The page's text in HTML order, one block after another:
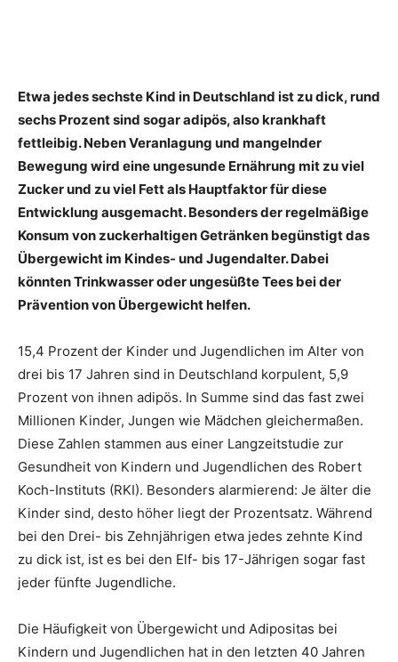
Etwa jedes sechste Kind in Deutschland ist zu dick, rund
sechs Prozent sind sogar adipös, also krankhaft
fettleibig. Neben Veranlagung und mangelnder
Bewegung wird eine ungesunde Ernährung mit zu viel
Zucker und zu viel Fett als Hauptfaktor für diese
Entwicklung ausgemacht. Besonders der regelmäßige
Konsum von zuckerhaltigen Getränken begünstigt das
Übergewicht im Kindes- und Jugendalter. Dabei
könnten Trinkwasser oder ungesüßte Tees bei der
Prävention von Übergewicht helfen.
15,4 Prozent der Kinder und Jugendlichen im Alter von
drei bis 17 Jahren sind in Deutschland korpulent, 5,9
Prozent von ihnen adipös. In Summe sind das fast zwei
Millionen Kinder, Jungen wie Mädchen gleichermaßen.
Diese Zahlen stammen aus einer Langzeitstudie zur
Gesundheit von Kindern und Jugendlichen des Robert
Koch-Instituts (RKI). Besonders alarmierend: Je älter die
Kinder sind, desto höher liegt der Prozentsatz. Während
bei den Drei- bis Zehnjährigen etwa jedes zehnte Kind
zu dick ist, ist es bei den Elf- bis 17-Jährigen sogar fast
jeder fünfte Jugendliche.
Die Häufigkeit von Übergewicht und Adipositas bei
Kindern und Jugendlichen hat in den letzten 40 Jahren